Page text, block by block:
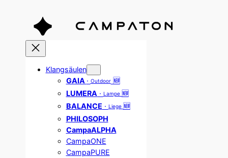
Klangsäulen
GAIA · Outdoor🆕
LUMERA · Lampe 🆕
BALANCE · Liege 🆕
PHILOSOPH
CampaALPHA
CampaONE
CampaPURE